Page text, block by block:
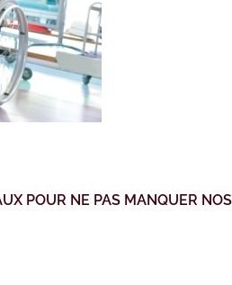
POUR NE PAS MANQUER